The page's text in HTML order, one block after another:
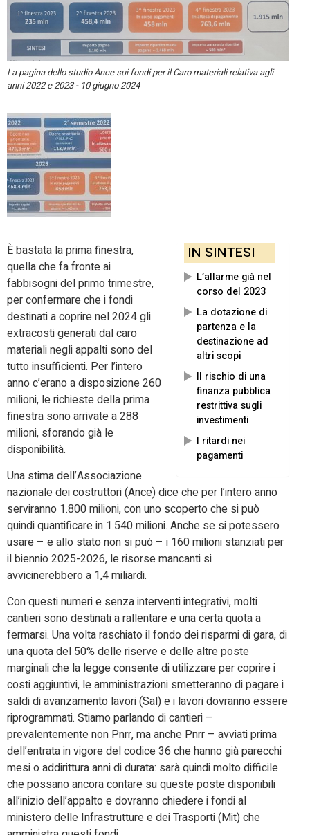
La pagina dello studio Ance sui fondi per il Caro materiali relativa agli
anni 2022 e 2023 - 10 giugno 2024
IN SINTESI
L’allarme già nel
corso del 2023
La dotazione di
partenza e la
destinazione ad
altri scopi
Il rischio di una
finanza pubblica
restrittiva sugli
investimenti
I ritardi nei
pagamenti
È bastata la prima finestra,
quella che fa fronte ai
fabbisogni del primo trimestre,
per confermare che i fondi
destinati a coprire nel 2024 gli
extracosti generati dal caro
materiali negli appalti sono del
tutto insufficienti. Per l’intero
anno c’erano a disposizione 260
milioni, le richieste della prima
finestra sono arrivate a 288
milioni, sforando già le
disponibilità.
Una stima dell’Associazione
nazionale dei costruttori (Ance) dice che per l’intero anno
serviranno 1.800 milioni, con uno scoperto che si può
quindi quantificare in 1.540 milioni. Anche se si potessero
usare – e allo stato non si può – i 160 milioni stanziati per
il biennio 2025-2026, le risorse mancanti si
avvicinerebbero a 1,4 miliardi.
Con questi numeri e senza interventi integrativi, molti
cantieri sono destinati a rallentare e una certa quota a
fermarsi. Una volta raschiato il fondo dei risparmi di gara, di
una quota del 50% delle riserve e delle altre poste
marginali che la legge consente di utilizzare per coprire i
costi aggiuntivi, le amministrazioni smetteranno di pagare i
saldi di avanzamento lavori (Sal) e i lavori dovranno essere
riprogrammati. Stiamo parlando di cantieri –
prevalentemente non Pnrr, ma anche Pnrr – avviati prima
dell’entrata in vigore del codice 36 che hanno già parecchi
mesi o addirittura anni di durata: sarà quindi molto difficile
che possano ancora contare su queste poste disponibili
all’inizio dell’appalto e dovranno chiedere i fondi al
ministero delle Infrastrutture e dei Trasporti (Mit) che